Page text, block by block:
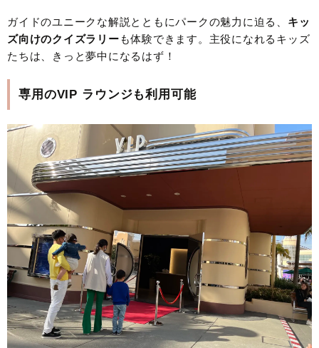
ガイドのユニークな解説とともにパークの魅力に迫る、 キッ
ズ向けのクイズラリーも体験できます。主役になれるキッズ
たちは、きっと夢中になるはず！
専用のVIP ラウンジも利用可能